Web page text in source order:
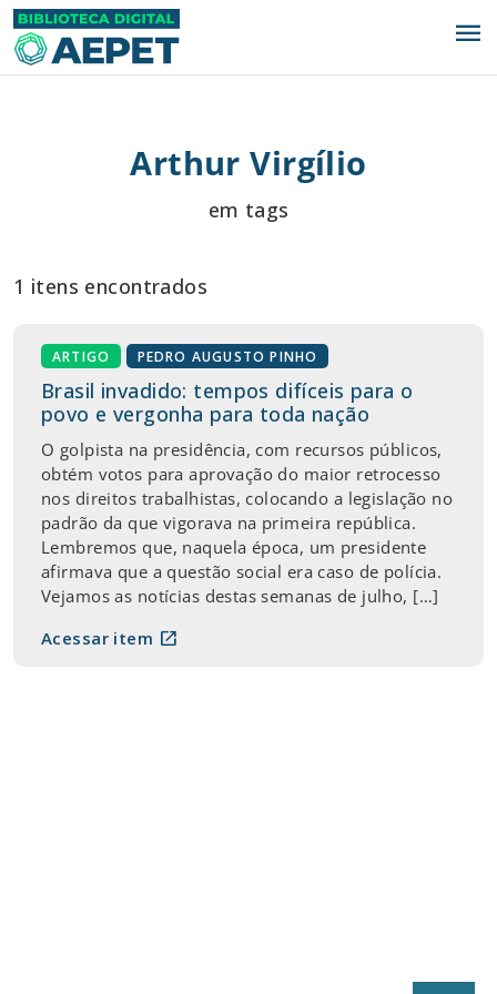
menu
Arthur Virgílio
em tags
1 itens encontrados
ARTIGO PEDRO AUGUSTO PINHO
Brasil invadido: tempos difíceis para o
povo e vergonha para toda nação
O golpista na presidência, com recursos públicos,
obtém votos para aprovação do maior retrocesso
nos direitos trabalhistas, colocando a legislação no
padrão da que vigorava na primeira república.
Lembremos que, naquela época, um presidente
afirmava que a questão social era caso de polícia.
Vejamos as notícias destas semanas de julho, […]
Acessar item open_in_new